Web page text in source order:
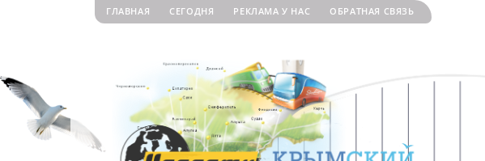
ГЛАВНАЯ СЕГОДНЯ РЕКЛАМА У НАС ОБРАТНАЯ СВЯЗЬ